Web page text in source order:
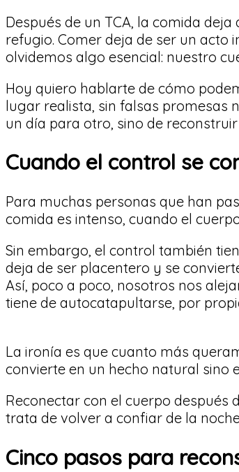
Después de un TCA, la comida
refugio. Comer deja de ser un acto
olvidemos algo esencial: nuestro
Hoy quiero hablarte de cómo
lugar realista, sin falsas promesas
un día para otro, sino de
Cuando el control se
Para muchas personas que han
comida es intenso, cuando el
Sin embargo, el control también
deja de ser placentero y se
Así, poco a poco, nosotros nos
tiene de autocatapultarse, por
La ironía es que cuanto más
convierte en un hecho natural sino
Reconectar con el cuerpo después
trata de volver a confiar de la
Cinco pasos para